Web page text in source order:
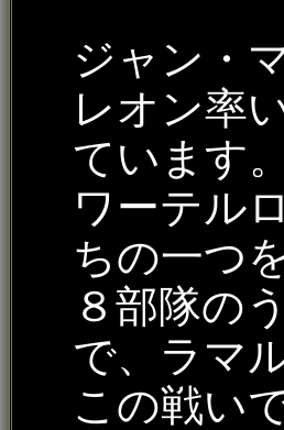
ジャン・
レオン率
ています。
ワーテル
ちの一つ
８部隊の
で、ラマ
この戦い